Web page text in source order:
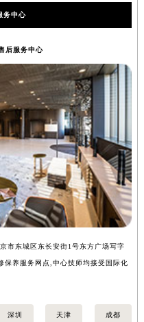
务中心
后服务中心
市东城区东长安街1号东方广场写字
保养服务网点,中心技师均接受国际化
深圳 天津 成都